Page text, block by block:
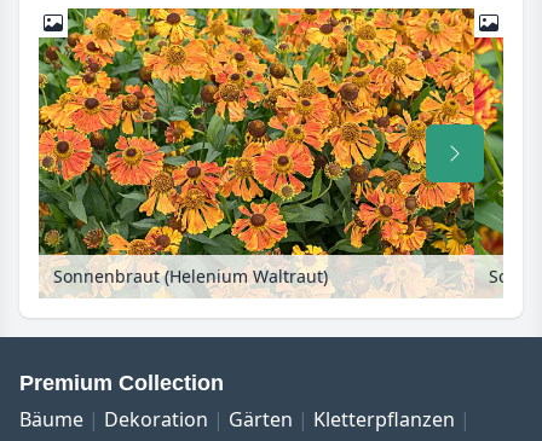
Sonnenbraut (Helenium Waltraut)
Premium Collection
Bäume Dekoration Gärten
Kletterpflanzen